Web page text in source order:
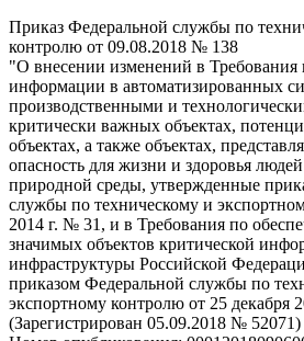
Приказ Федеральной службы по
контролю от 09.08.2018 № 138
"О внесении изменений в
информации в автоматизированных
производственными и
критически важных объектах,
объектах, а также объектах,
опасность для жизни и здоровья
природной среды, утвержденные
службы по техническому и
2014 г. № 31, и в Требования по
значимых объектов критической
инфраструктуры Российской
приказом Федеральной службы по
экспортному контролю от 25 декабря
(Зарегистрирован 05.09.2018 № 52071)